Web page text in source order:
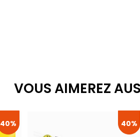
VOUS AIMEREZ
40% 40%